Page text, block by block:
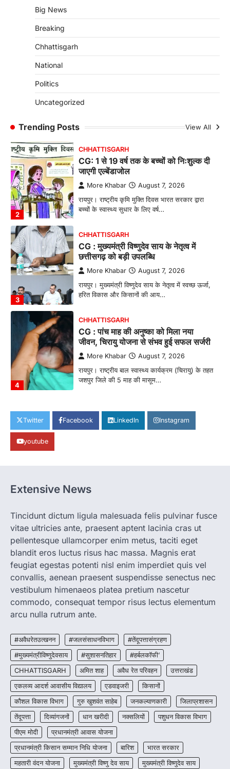
Big News
Breaking
Chhattisgarh
National
Politics
Uncategorized
Trending Posts View All
जशपुर जिले की 5 माह की मासूम…
CG: छिपली की दीदियों का कमाल, बकरी
रायपुर। ग्रामीण महिलाओं को आर्थिक रूप से सशक्त
बनाने की दिशा में जिले के नगरी…
2
CHHATTISGARH
जाएगी एल्बेंडाजोल
More Khabar August 7, 2026
रायपुर। राष्ट्रीय कृमि मुक्ति दिवस भारत सरकार द्वारा
बच्चों के स्वास्थ्य सुधार के लिए वर्ष…
CHHATTISGARH
छत्तीसगढ़ को बड़ी उपलब्धि
More Khabar August 7, 2026
रायपुर। मुख्यमंत्री विष्णुदेव साय के नेतृत्व में स्वच्छ ऊर्जा,
हरित विकास और किसानों की आय…
4
जीवन, चिरायु योजना से संभव हुई सफल सर्जरी
More Khabar August 7, 2026
रायपुर। राष्ट्रीय बाल स्वास्थ्य कार्यक्रम (चिरायु) के तहत
जशपुर जिले की 5 माह की मासूम…
1
CHHATTISGARH
More Khabar August 7, 2026
2
जाएगी एल्बेंडाजोल
रायपुर। राष्ट्रीय कृमि मुक्ति दिवस भारत सरकार द्वारा
बच्चों के स्वास्थ्य सुधार के लिए वर्ष…
CHHATTISGARH
CG : मुख्यमंत्री विष्णुदेव साय के नेतृत्व में
छत्तीसगढ़ को बड़ी उपलब्धि
More Khabar August 7, 2026
रायपुर। मुख्यमंत्री विष्णुदेव साय के नेतृत्व में स्वच्छ ऊर्जा,
हरित विकास और किसानों की आय…
4
CHHATTISGARH
CG : पांच माह की अनुष्का को मिला नया
जीवन, चिरायु योजना से संभव हुई सफल सर्जरी
More Khabar August 7, 2026
रायपुर। राष्ट्रीय बाल स्वास्थ्य कार्यक्रम (चिरायु) के तहत
जशपुर जिले की 5 माह की मासूम…
Twitter Facebook LinkedIn Instagram
youtube
Extensive News
Tincidunt dictum ligula malesuada felis pulvinar fusce
vitae ultricies ante, praesent aptent lacinia cras ut
pellentesque ullamcorper enim metus, taciti eget
blandit eros luctus risus hac massa. Magnis erat
feugiat egestas potenti nisl enim imperdiet quis vel
convallis, aenean praesent suspendisse senectus nec
vestibulum himenaeos platea pretium nascetur
commodo, consequat tempor risus lectus elementum
arcu nulla rutrum ante.
#अवैधरेतउत्खनन #जलसंसाधनविभाग
#तेंदूपत्तासंग्रहण
#मुख्यमंत्रीविष्णुदेवसाय
#सुशासनतिहार
#हर्बलकॉफी’
CHHATTISGARH
अमित शाह अवैध रेत परिवहन
उत्तराखंड
एकलव्य आदर्श आवासीय विद्यालय
एडवाइजरी
किसानों
कौशल विकास विभाग
गुरु खुशवंत साहेब जनकल्याणकारी
जिलाप्रशासन
तेंदूपत्ता
दिव्यांगजनों धान खरीदी नक्सलियों
पशुधन विकास विभाग
पीएम मोदी
प्रधानमंत्री आवास योजना
प्रधानमंत्री किसान सम्मान निधि योजना
बारिश
भारत सरकार
महतारी वंदन योजना
मुख्यमंत्री विष्णु देव साय मुख्यमंत्री विष्णुदेव साय